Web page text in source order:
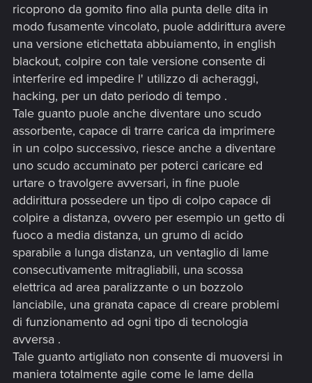
ricoprono da gomito fino alla punta delle dita in
modo fusamente vincolato, puole addirittura avere
una versione etichettata abbuiamento, in english
blackout, colpire con tale versione consente di
interferire ed impedire l' utilizzo di acheraggi,
hacking, per un dato periodo di tempo .
Tale guanto puole anche diventare uno scudo
assorbente, capace di trarre carica da imprimere
in un colpo successivo, riesce anche a diventare
uno scudo accuminato per poterci caricare ed
urtare o travolgere avversari, in fine puole
addirittura possedere un tipo di colpo capace di
colpire a distanza, ovvero per esempio un getto di
fuoco a media distanza, un grumo di acido
sparabile a lunga distanza, un ventaglio di lame
consecutivamente mitragliabili, una scossa
elettrica ad area paralizzante o un bozzolo
lanciabile, una granata capace di creare problemi
di funzionamento ad ogni tipo di tecnologia
avversa .
Tale guanto artigliato non consente di muoversi in
maniera totalmente agile come le lame della